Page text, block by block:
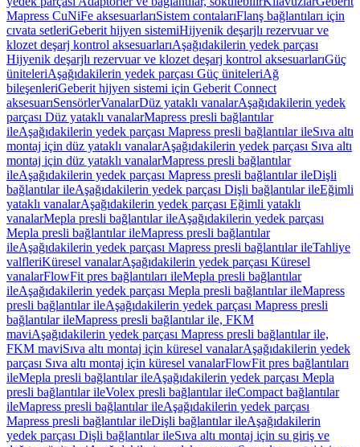
Mapress CuNiFe aksesuarlarıSistem contalarıFlanş bağlantıları için
cıvata setleriGeberit hijyen sistemiHijyenik deşarjlı rezervuar ve
klozet deşarj kontrol aksesuarlarıAşağıdakilerin yedek parçası
Hijyenik deşarjlı rezervuar ve klozet deşarj kontrol aksesuarlarıGüç
üniteleriAşağıdakilerin yedek parçası Güç üniteleriAğ
bileşenleriGeberit hijyen sistemi için Geberit Connect
aksesuarıSensörlerVanalarDüz yataklı vanalarAşağıdakilerin yedek
parçası Düz yataklı vanalarMapress presli bağlantılar
ileAşağıdakilerin yedek parçası Mapress presli bağlantılar ileSıva altı
montaj için düz yataklı vanalarAşağıdakilerin yedek parçası Sıva altı
montaj için düz yataklı vanalarMapress presli bağlantılar
ileAşağıdakilerin yedek parçası Mapress presli bağlantılar ileDişli
bağlantılar ileAşağıdakilerin yedek parçası Dişli bağlantılar ileEğimli
yataklı vanalarAşağıdakilerin yedek parçası Eğimli yataklı
vanalarMepla presli bağlantılar ileAşağıdakilerin yedek parçası
Mepla presli bağlantılar ileMapress presli bağlantılar
ileAşağıdakilerin yedek parçası Mapress presli bağlantılar ileTahliye
valfleriKüresel vanalarAşağıdakilerin yedek parçası Küresel
vanalarFlowFit pres bağlantıları ileMepla presli bağlantılar
ileAşağıdakilerin yedek parçası Mepla presli bağlantılar ileMapress
presli bağlantılar ileAşağıdakilerin yedek parçası Mapress presli
bağlantılar ileMapress presli bağlantılar ile, FKM
maviAşağıdakilerin yedek parçası Mapress presli bağlantılar ile,
FKM maviSıva altı montaj için küresel vanalarAşağıdakilerin yedek
parçası Sıva altı montaj için küresel vanalarFlowFit pres bağlantıları
ileMepla presli bağlantılar ileAşağıdakilerin yedek parçası Mepla
presli bağlantılar ileVolex presli bağlantılar ileCompact bağlantılar
ileMapress presli bağlantılar ileAşağıdakilerin yedek parçası
Mapress presli bağlantılar ileDişli bağlantılar ileAşağıdakilerin
yedek parçası Dişli bağlantılar ileSıva altı montaj için su giriş ve